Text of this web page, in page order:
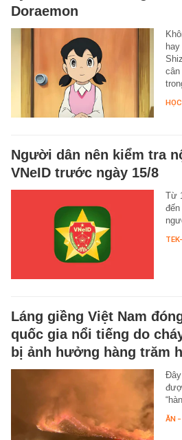
Doraemon
cân
Người dân nên kiểm tra
VNeID trước ngày 15/8
Từ
Láng giềng Việt Nam
quốc gia nổi tiếng do
bị ảnh hưởng hàng trăm
ĂN